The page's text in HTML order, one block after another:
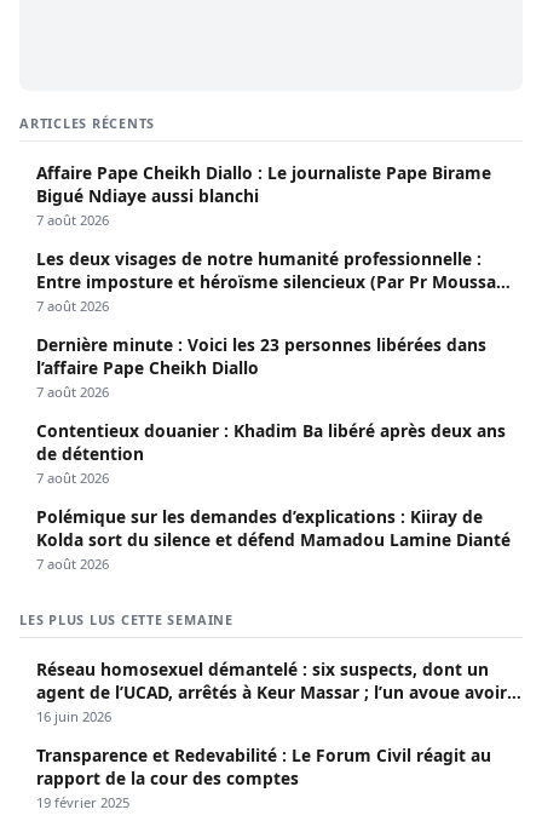
ARTICLES RÉCENTS
Affaire Pape Cheikh Diallo : Le journaliste Pape Birame
Bigué Ndiaye aussi blanchi
7 août 2026
Les deux visages de notre humanité professionnelle :
Entre imposture et héroïsme silencieux (Par Pr Moussa
Seydi)
7 août 2026
Dernière minute : Voici les 23 personnes libérées dans
l’affaire Pape Cheikh Diallo
7 août 2026
Contentieux douanier : Khadim Ba libéré après deux ans
de détention
7 août 2026
Polémique sur les demandes d’explications : Kiiray de
Kolda sort du silence et défend Mamadou Lamine Dianté
7 août 2026
LES PLUS LUS CETTE SEMAINE
Réseau homosexuel démantelé : six suspects, dont un
agent de l’UCAD, arrêtés à Keur Massar ; l’un avoue avoir
propagé le VIH depuis 2018
16 juin 2026
Transparence et Redevabilité : Le Forum Civil réagit au
rapport de la cour des comptes
19 février 2025